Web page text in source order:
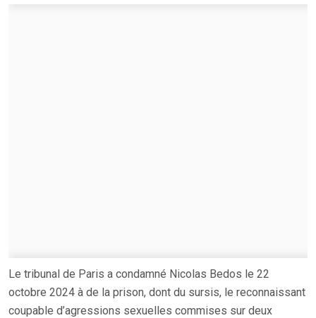
Le tribunal de Paris a condamné Nicolas Bedos le 22
octobre 2024 à de la prison, dont du sursis, le reconnaissant
coupable d’agressions sexuelles commises sur deux